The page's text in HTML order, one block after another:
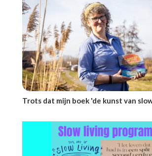
Trots dat mijn boek'de kunst van